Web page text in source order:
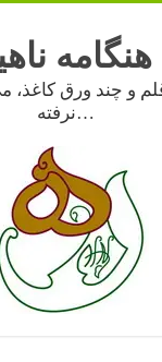
هنگامه
و چند ورق کاغذ،
نرفته…